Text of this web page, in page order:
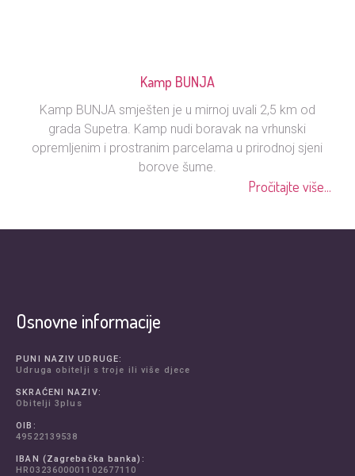
Kamp BUNJA
Kamp BUNJA smješten je u mirnoj uvali 2,5 km od
grada Supetra. Kamp nudi boravak na vrhunski
opremljenim i prostranim parcelama u prirodnoj sjeni
borove šume.
Pročitajte više...
Osnovne informacije
PUNI NAZIV UDRUGE:
Udruga obitelji s troje ili više djece
SKRAĆENI NAZIV:
Obitelji 3plus
OIB:
49522139538
IBAN (Zagrebačka banka):
HR0323600001102677110